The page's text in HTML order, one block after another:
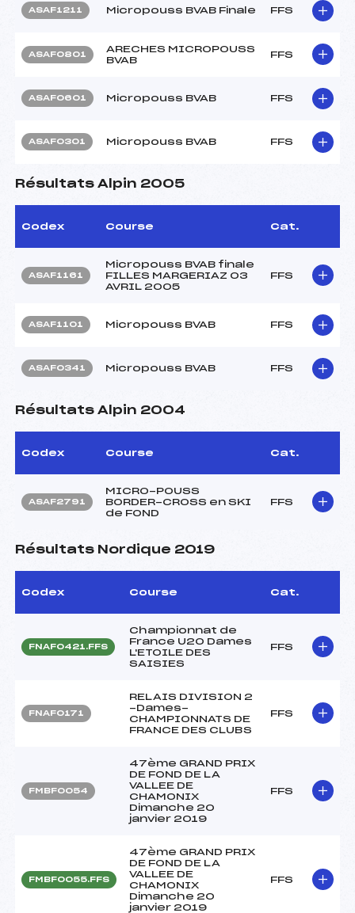
ASAF1211 Micropouss BVAB Finale FFS
ASAF0801
ARECHES MICROPOUSS
BVAB
FFS
ASAF0601 Micropouss BVAB FFS
ASAF0301 Micropouss BVAB FFS
Résultats Alpin 2005
Codex Course Cat.
ASAF1161
Micropouss BVAB finale
FILLES MARGERIAZ 03
AVRIL 2005
FFS
ASAF1101 Micropouss BVAB FFS
ASAF0341 Micropouss BVAB FFS
Résultats Alpin 2004
Codex Course Cat.
ASAF2791
MICRO-POUSS
BORDER-CROSS en SKI
de FOND
FFS
Résultats Nordique 2019
Codex Course Cat.
FNAF0421.FFS
Championnat de
France U20 Dames
L'ETOILE DES
SAISIES
FFS
FNAF0171
RELAIS DIVISION 2
-Dames-
CHAMPIONNATS DE
FRANCE DES CLUBS
FFS
FMBF0054
47ème GRAND PRIX
DE FOND DE LA
VALLEE DE
CHAMONIX
Dimanche 20
janvier 2019
FFS
FMBF0055.FFS
47ème GRAND PRIX
DE FOND DE LA
VALLEE DE
CHAMONIX
Dimanche 20
janvier 2019
FFS